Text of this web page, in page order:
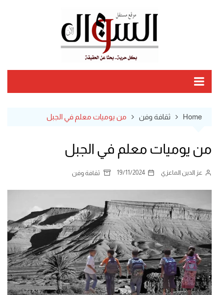
Home ثقافة وفن من يوميات معلم في الجبل
من يوميات معلم في الجبل
عز الدين الماعزي 19/11/2024 ثقافة وفن